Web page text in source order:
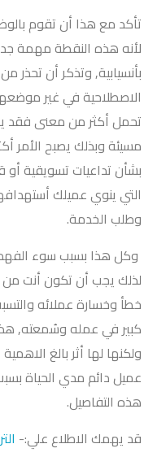
تأكد مع هذا أن تقوم
لأنه هذه النقطة مهمة
بأنسيابية, وتذكر أن تحذر
الاصطلاحية في غير
تحمل أكثر من معنى فقد
مسيئة وبذلك يصبح الأمر
بشأن تداعيات تسويقية أو
التي ينوي عميلك
وطلب الخدمة.
وكل هذا بسبب سوء
لذلك يجب أن تكون أنت
خطأ وخسارة عملائه
كبير في عمله وسُمعته,
ولكنها لها أثر بالغ
عميل دائم مدي الحياة
هذه التفاصيل.
قد يهمك الاطلاع علي:-